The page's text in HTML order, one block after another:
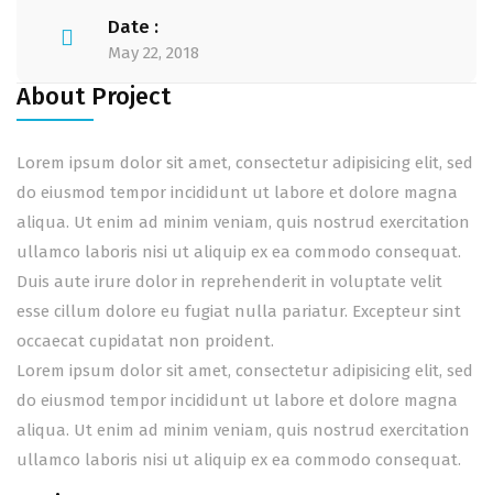
Date :
May 22, 2018
About Project
Lorem ipsum dolor sit amet, consectetur adipisicing elit, sed
do eiusmod tempor incididunt ut labore et dolore magna
aliqua. Ut enim ad minim veniam, quis nostrud exercitation
ullamco laboris nisi ut aliquip ex ea commodo consequat.
Duis aute irure dolor in reprehenderit in voluptate velit
esse cillum dolore eu fugiat nulla pariatur. Excepteur sint
occaecat cupidatat non proident.
Lorem ipsum dolor sit amet, consectetur adipisicing elit, sed
do eiusmod tempor incididunt ut labore et dolore magna
aliqua. Ut enim ad minim veniam, quis nostrud exercitation
ullamco laboris nisi ut aliquip ex ea commodo consequat.